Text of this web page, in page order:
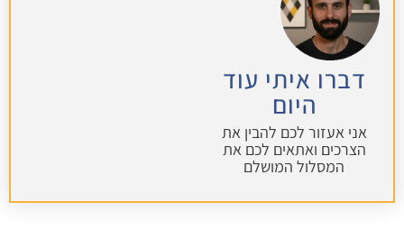
דברו איתי עוד
היום
אני אעזור לכם להבין את
הצרכים ואתאים לכם את
המסלול המושלם